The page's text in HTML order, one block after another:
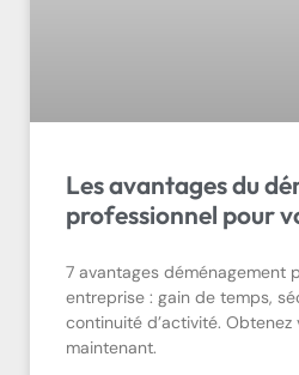
Les avantages du
professionnel pour
7 avantages déménagement
entreprise : gain de temps,
continuité d’activité.
maintenant.